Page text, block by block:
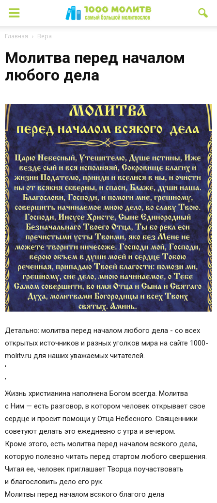
Главная Вера
Молитва перед началом
любого дела
Детально: молитва перед началом любого дела - со всех
открытых источников и разных уголков мира на сайте 1000-
molitv.ru для наших уважаемых читателей.
'
'
Жизнь христианина наполнена Богом всегда. Молитва
с Ним — есть разговор, в котором человек открывает свое
сердце и просит помощи у Отца Небесного. Священники
советуют делать это ежедневно с утра и вечером.
Кроме этого, есть молитва перед началом всякого дела,
которую полезно читать перед стартом любого свершения.
Читая ее, человек приглашает Творца поучаствовать
и благословить дело его рук.
Молитвы перед началом всякого благого дела